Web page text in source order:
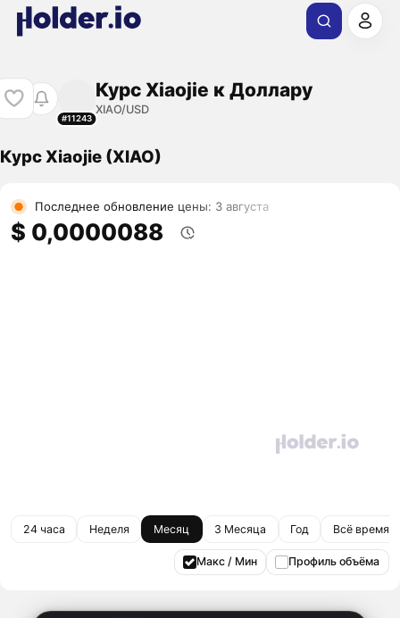
#11243
Курс Xiaojie к Доллару
XIAO/USD
Курс Xiaojie (XIAO)
Последнее обновление цены: 3 августа
$ 0,0000088
24 часа Неделя Месяц 3 Месяца Год Всё время
Макс / Мин Профиль объёма